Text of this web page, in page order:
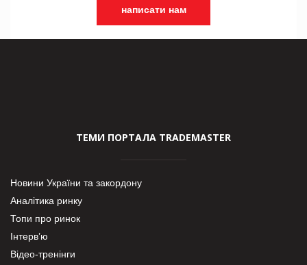
написати нам
ТЕМИ ПОРТАЛА TRADEMASTER
Новини України та закордону
Аналітика ринку
Топи про ринок
Інтерв’ю
Відео-тренінги